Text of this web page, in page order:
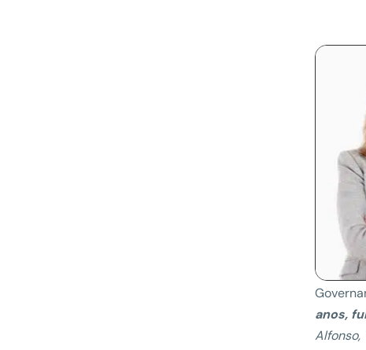
anos,
Alfonso,